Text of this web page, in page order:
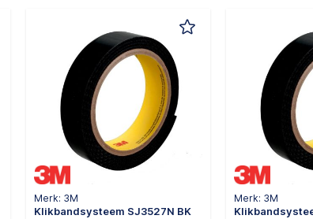
Merk: 3M
Klikbandsysteem SJ3527N BK
Merk: 3M